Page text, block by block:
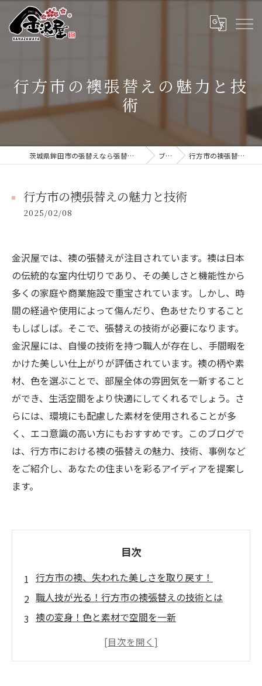
行方市の襖張替えの魅力と技
術
茨城県鉾田市の張替えなら張替本舗 金沢屋 大洗・鹿嶋店 ブログ 行方市の襖張替えの魅力と技術
行方市の襖張替えの魅力と技術
2025/02/08
金沢屋では、襖の張替えが注目されています。襖は日本
の伝統的な室内仕切りであり、その美しさと機能性から
多くの家庭や商業施設で重宝されています。しかし、時
間の経過や使用によって傷んだり、色あせたりすること
もしばしば。そこで、張替えの技術が必要になります。
金沢屋には、自慢の技術を持つ職人が存在し、手間暇を
かけた美しい仕上がりが評価されています。襖の柄や素
材、色を選ぶことで、部屋全体の雰囲気を一新すること
ができ、生活空間をより快適にしてくれるでしょう。さ
らには、環境にも配慮した素材を使用されることが多
く、エコ意識の高い方にもおすすめです。このブログで
は、行方市における襖の張替えの魅力、技術、事例など
をご紹介し、あなたの住まいを彩るアイディアを提案し
ます。
目次
行方市の襖、失われた美しさを取り戻す！
職人技が光る！行方市の襖張替えの技術とは
襖の変身！色と素材で空間を一新
エコ意識の時代、選ばれる環境に優しい襖